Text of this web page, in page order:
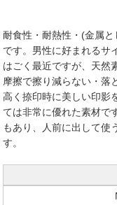
耐食性・耐熱性・(金属
です。男性に好まれるサ
はごく最近ですが、天然
摩擦で擦り減らない・落
高く捺印時に美しい印影
ては非常に優れた素材で
もあり、人前に出して使
す。